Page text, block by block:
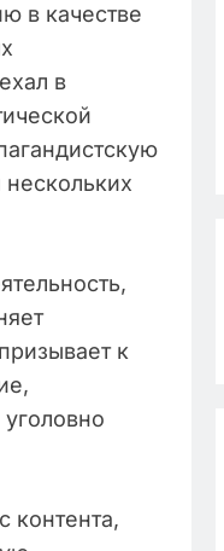
в качестве
в
нескольких
к
контента,